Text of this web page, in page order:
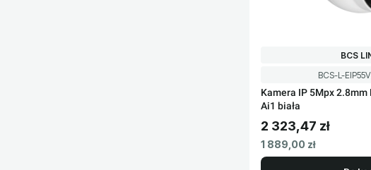
Kod produktu
BCS-L-
Kamera IP 5Mpx 2.8mm
Ai1 biała
BCS
Cena brutto
2 323,47 zł
Cena netto
1 889,00 zł